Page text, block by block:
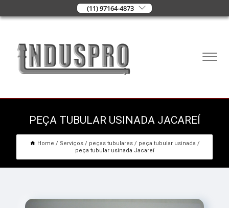
(11) 97164-4873
PEÇA TUBULAR USINADA JACAREÍ
Home Serviços peças tubulares
peça tubular usinada
peça tubular usinada Jacareí